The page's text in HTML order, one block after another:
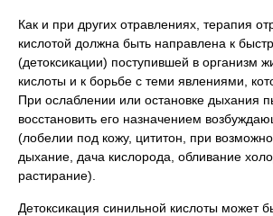
Как и при других отравлениях, терапия
кислотой должна быть направлена к
(детоксикации) поступившей в организм
кислоты и к борьбе с теми явлениями,
При ослаблении или остановке дыхания
восстановить его назначением
(лобелии под кожу, цититон, при
дыхание, дача кислорода, обливание
растирание).
Детоксикация синильной кислоты может